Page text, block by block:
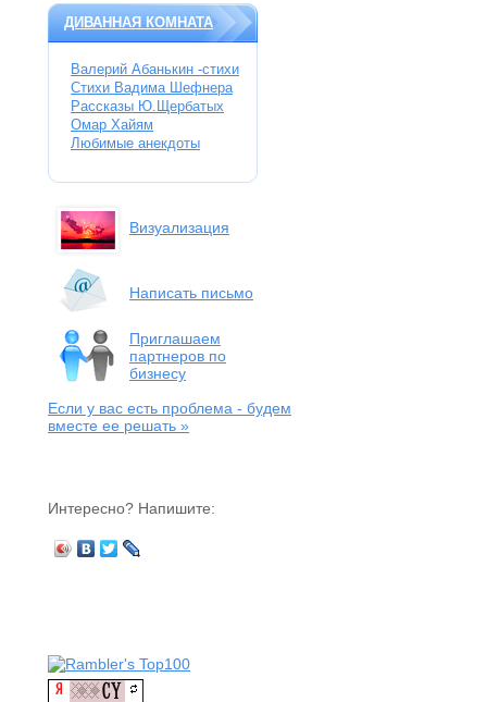
ДИВАННАЯ КОМНАТА
Валерий Абанькин -стихи
Стихи Вадима Шефнера
Рассказы Ю.Щербатых
Омар Хайям
Любимые анекдоты
Визуализация
Написать письмо
Приглашаем
партнеров по
бизнесу
Если у вас есть проблема - будем
вместе ее решать »
Интересно? Напишите: